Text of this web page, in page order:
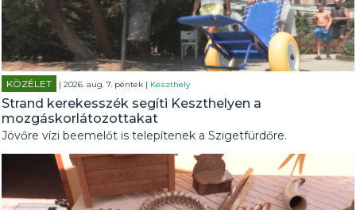
KÖZÉLET | 2026. aug. 7. péntek | Keszthely
Strand kerekesszék segíti Keszthelyen a
mozgáskorlátozottakat
Jövőre vízi beemelőt is telepítenek a Szigetfürdőre.